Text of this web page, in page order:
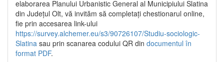
elaborarea Planului Urbanistic General al Municipiului Slatina
din Județul Olt, vă invităm să completați chestionarul online,
fie prin accesarea link-ului
https://survey.alchemer.eu/s3/90726107/Studiu-sociologic-
Slatina sau prin scanarea codului QR din documentul în
format PDF.